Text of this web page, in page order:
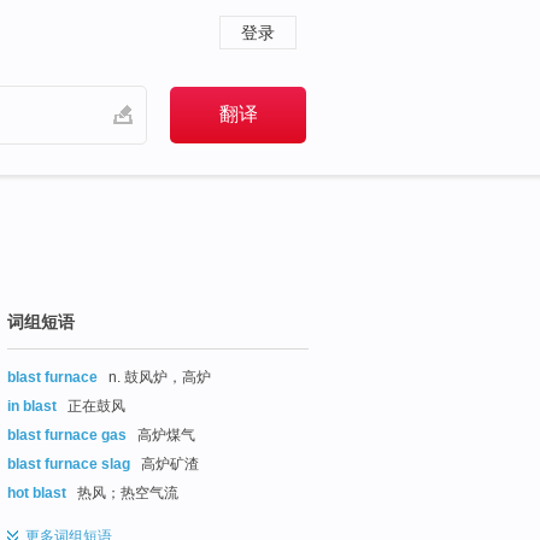
登录
词组短语
blast furnace
n. 鼓风炉，高炉
in blast
正在鼓风
blast furnace gas
高炉煤气
blast furnace slag
高炉矿渣
hot blast
热风；热空气流
更多词组短语